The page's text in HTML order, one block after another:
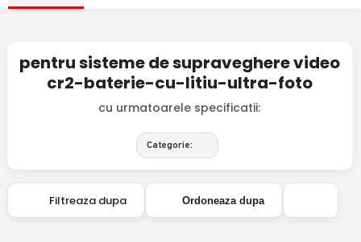
pentru sisteme de supraveghere video
cr2-baterie-cu-litiu-ultra-foto
cu urmatoarele specificatii:
Categorie:
Filtreaza dupa Ordoneaza dupa